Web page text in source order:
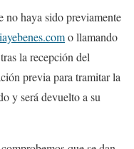
no haya sido previamente
o llamando
la recepción del
previa para tramitar la
y será devuelto a su